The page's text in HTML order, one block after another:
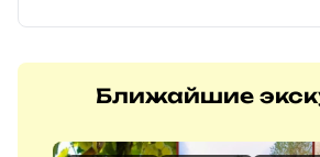
Ближайшие